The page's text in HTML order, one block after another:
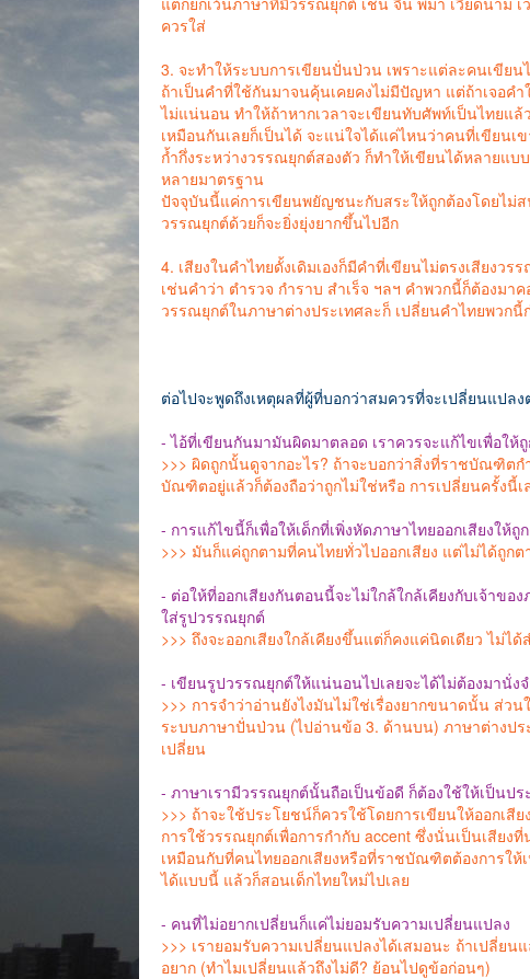
ควรใส่
3. จะทำให้ระบบการเขียนปั่นป่วน เพราะแต่ละคนเขียน
ถ้าเป็นคำที่ใช้กันมาจนคุ้นเคยคงไม่มีปัญหา แต่ถ้าเจอค
ไม่แน่นอน ทำให้ถ้าหากเวลาจะเขียนทับศัพท์เป็นไทยแ
เหมือนกันเลยก็เป็นได้ จะแน่ใจได้แค่ไหนว่าคนที่เขียนเ
ก้ำกึ่งระหว่างวรรณยุกต์สองตัว ก็ทำให้เขียนได้หลายแ
หลายมาตรฐาน
ปัจจุบันนี้แค่การเขียนพยัญชนะกับสระให้ถูกต้องโดยไม่ส
วรรณยุกต์ด้วยก็จะยิ่งยุ่งยากขึ้นไปอีก
4. เสียงในคำไทยดั้งเดิมเองก็มีคำที่เขียนไม่ตรงเสียงวร
เช่นคำว่า ตำรวจ กำราบ สำเร็จ ฯลฯ คำพวกนี้ก็ต้องมา
วรรณยุกต์ในภาษาต่างประเทศละก็ เปลี่ยนคำไทยพวกนี้
ต่อไปจะพูดถึงเหตุผลที่ผู้ที่บอกว่าสมควรที่จะเปลี่ยนแป
- ไอ้ที่เขียนกันมามันผิดมาตลอด เราควรจะแก้ไขเพื่อให้ถู
>>> ผิดถูกนั้นดูจากอะไร? ถ้าจะบอกว่าสิ่งที่ราชบัณฑิต
บัณฑิตอยู่แล้วก็ต้องถือว่าถูกไม่ใช่หรือ การเปลี่ยนครั้งนี้
- การแก้ไขนี้ก็เพื่อให้เด็กที่เพิ่งหัดภาษาไทยออกเสียงให้ถู
>>> มันก็แค่ถูกตามที่คนไทยทั่วไปออกเสียง แต่ไม่ได้ถูก
- ต่อให้ที่ออกเสียงกันตอนนี้จะไม่ใกล้ใกล้เคียงกับเจ้าข
ใส่รูปวรรณยุกต์
>>> ถึงจะออกเสียงใกล้เคียงขึ้นแต่ก็คงแค่นิดเดียว ไม่
- เขียนรูปวรรณยุกต์ให้แน่นอนไปเลยจะได้ไม่ต้องมานั่
>>> การจำว่าอ่านยังไงมันไม่ใช่เรื่องยากขนาดนั้น ส่
ระบบภาษาปั่นป่วน (ไปอ่านข้อ 3. ด้านบน) ภาษาต่างป
เปลี่ยน
- ภาษาเรามีวรรณยุกต์นั้นถือเป็นข้อดี ก็ต้องใช้ให้เป็นป
>>> ถ้าจะใช้ประโยชน์ก็ควรใช้โดยการเขียนให้ออกเสี
การใช้วรรณยุกต์เพื่อการกำกับ accent ซึ่งนั่นเป็นเสียง
เหมือนกับที่คนไทยออกเสียงหรือที่ราชบัณฑิตต้องการใ
ได้แบบนี้ แล้วก็สอนเด็กไทยใหม่ไปเลย
- คนที่ไม่อยากเปลี่ยนก็แค่ไม่ยอมรับความเปลี่ยนแปลง
>>> เรายอมรับความเปลี่ยนแปลงได้เสมอนะ ถ้าเปลี่ย
อยาก (ทำไมเปลี่ยนแล้วถึงไม่ดี? ย้อนไปดูข้อก่อนๆ)